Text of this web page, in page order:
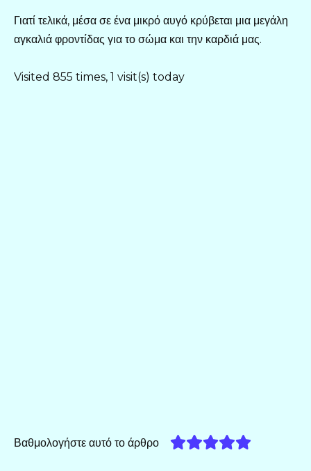
Γιατί τελικά, μέσα σε ένα μικρό αυγό κρύβεται μια μεγάλη
αγκαλιά φροντίδας για το σώμα και την καρδιά μας.
Visited 855 times, 1 visit(s) today
Βαθμολογήστε αυτό το άρθρο